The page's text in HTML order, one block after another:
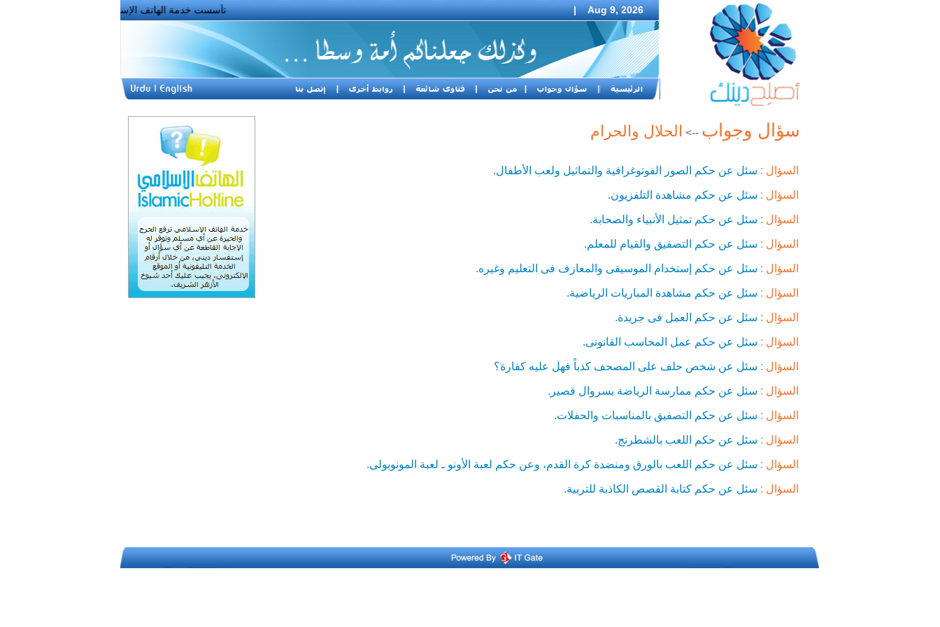
تأسست خدمة الهاتف الإسلامي عام 2000 فى جمهورية مصر العربية ، وهى خدمة دينية إسلامية وسطية.. |Aug 9, 2026
سؤال وجواب --> الحلال والحرام
السؤال : سئل عن حكم الصور الفوتوغرافية والتماثيل ولعب الأطفال.
السؤال : سئل عن حكم مشاهدة التلفزيون.
السؤال : سئل عن حكم تمثيل الأنبياء والصحابة.
السؤال : سئل عن حكم التصفيق والقيام للمعلم.
السؤال : سئل عن حكم إستخدام الموسيقى والمعازف فى التعليم وغيره.
السؤال : سئل عن حكم مشاهدة المباريات الرياضية.
السؤال : سئل عن حكم العمل فى جريدة.
السؤال : سئل عن حكم عمل المحاسب القانونى.
السؤال : سئل عن شخص حلف على المصحف كذباً فهل عليه كفارة؟
السؤال : سئل عن حكم ممارسة الرياضة بسروال قصير.
السؤال : سئل عن حكم التصفيق بالمناسبات والحفلات.
السؤال : سئل عن حكم اللعب بالشطرنج.
السؤال : سئل عن حكم اللعب بالورق ومنضدة كرة القدم، وعن حكم لعبة الأونو ـ لعبة المونوبولى.
السؤال : سئل عن حكم كتابة القصص الكاذبة للتربية.